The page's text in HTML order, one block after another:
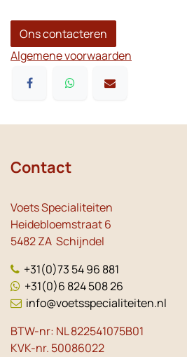
Ons contacteren
Algemene voorwaarden
Contact
Voets Specialiteiten
Heidebloemstraat 6
5482 ZA Schijndel
+31(0)73 54 96 881
+31(0)6 824 508 26
info@voetsspecialiteiten.nl
BTW-nr: NL 822541075B01
KVK-nr. 50086022